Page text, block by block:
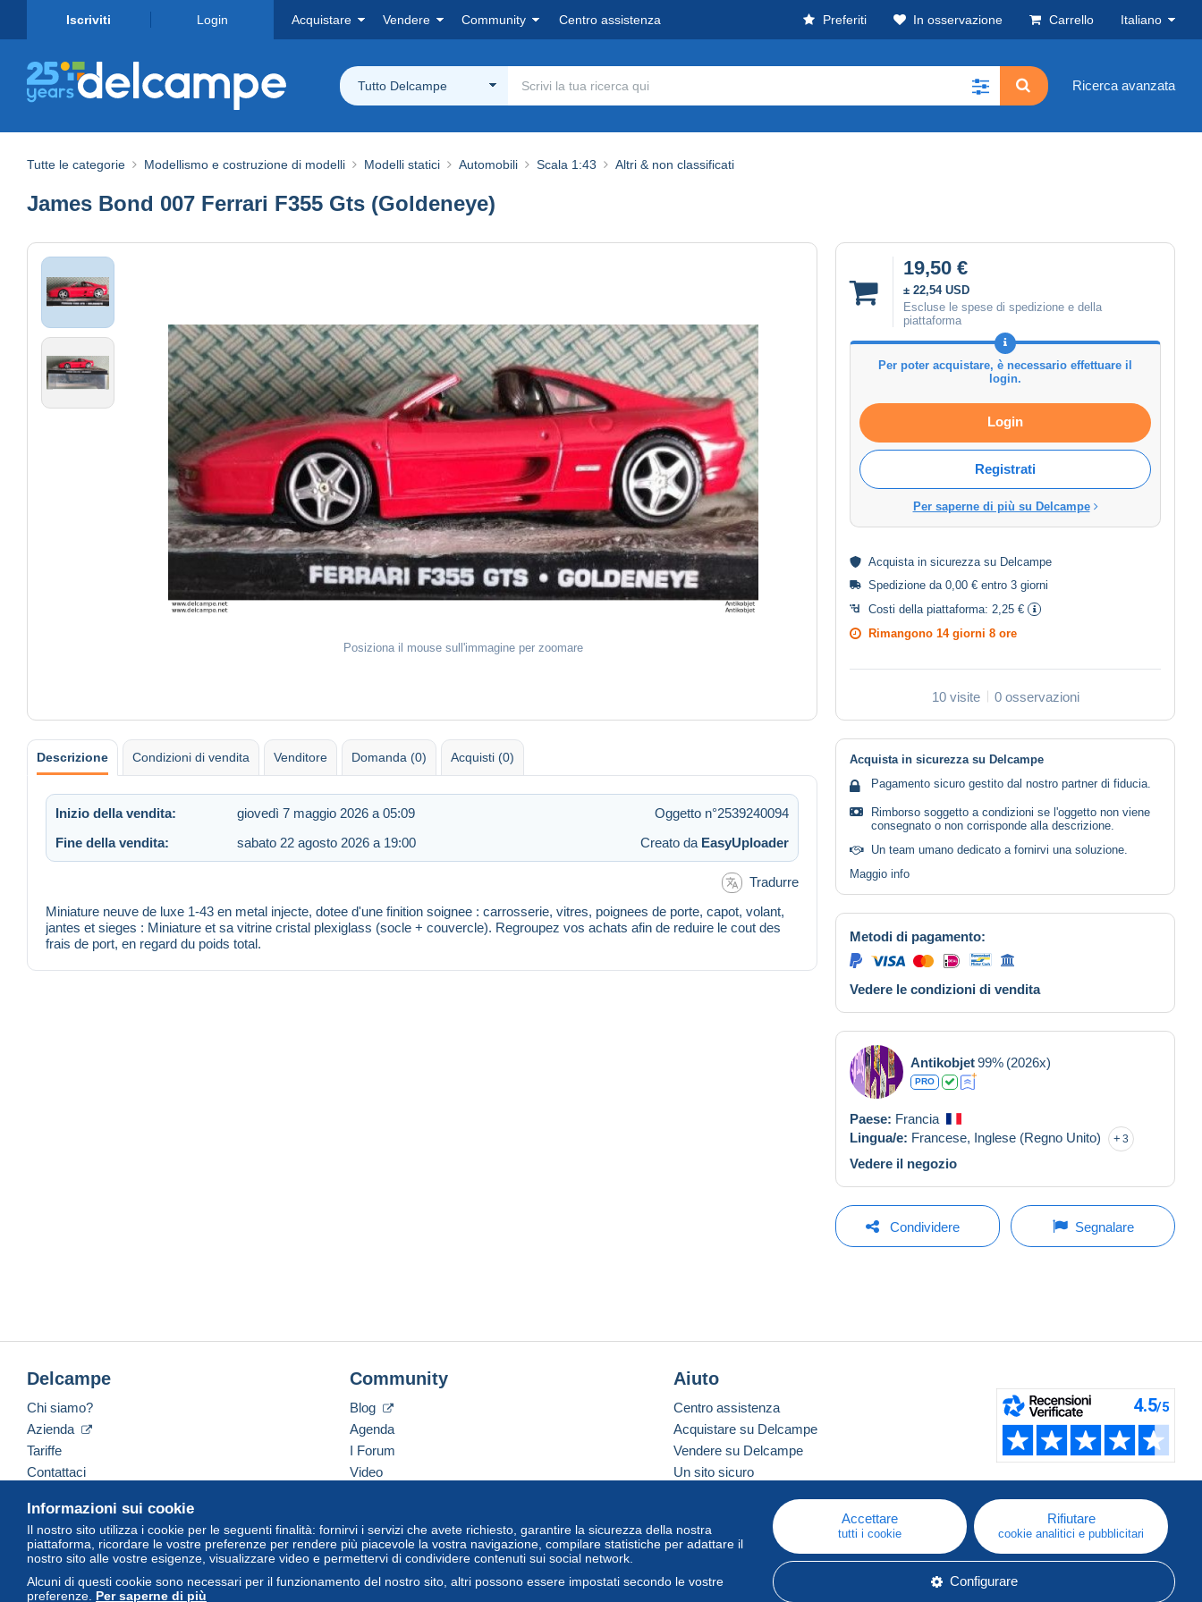
Iscriviti Login Acquistare Vendere Community Centro assistenza Preferiti In osservazione Carrello Italiano
Tutto Delcampe Ricerca avanzata
Tutte le categorie Modellismo e costruzione di modelli Modelli statici Automobili Scala 1:43 Altri & non classificati
James Bond 007 Ferrari F355 Gts (Goldeneye)
Posiziona il mouse sull'immagine per zoomare
19,50 €
± 22,54 USD
Escluse le spese di spedizione e della
piattaforma
Per poter acquistare, è necessario effettuare il
login.
Login
Registrati
Per saperne di più su Delcampe
Acquista in sicurezza su Delcampe
Spedizione da 0,00 € entro 3 giorni
Costi della piattaforma: 2,25 €
Rimangono 14 giorni 8 ore
10 visite 0 osservazioni
Descrizione Condizioni di vendita Venditore Domanda (0) Acquisti (0)
Inizio della vendita: giovedì 7 maggio 2026 a 05:09
Oggetto n°2539240094
Fine della vendita:
sabato 22 agosto 2026 a 19:00 Creato da EasyUploader
Tradurre
Miniature neuve de luxe 1-43 en metal injecte, dotee d'une finition soignee : carrosserie, vitres, poignees de porte, capot, volant,
jantes et sieges : Miniature et sa vitrine cristal plexiglass (socle + couvercle). Regroupez vos achats afin de reduire le cout des
frais de port, en regard du poids total.
Acquista in sicurezza su Delcampe
Pagamento sicuro gestito dal nostro partner di fiducia.
Rimborso soggetto a condizioni se l'oggetto non viene
consegnato o non corrisponde alla descrizione.
Un team umano dedicato a fornirvi una soluzione.
Maggio info
Metodi di pagamento:
Vedere le condizioni di vendita
Antikobjet99% (2026x)
PRO
Paese: Francia
Lingua/e: Francese, Inglese (Regno Unito) 3
Vedere il negozio
Condividere Segnalare
Informazioni sui cookie
Il nostro sito utilizza i cookie per le seguenti finalità: fornirvi i servizi che avete richiesto, garantire la sicurezza della nostra
piattaforma, ricordare le vostre preferenze per rendere più piacevole la vostra navigazione, compilare statistiche per adattare il
nostro sito alle vostre esigenze, visualizzare video e permettervi di condividere contenuti sui social network.
Alcuni di questi cookie sono necessari per il funzionamento del nostro sito, altri possono essere impostati secondo le vostre
preferenze. Per saperne di più
Accettare
tutti i cookie
Rifiutare
cookie analitici e pubblicitari
Configurare
Delcampe
Chi siamo?
Azienda
Tariffe
Contattaci
Community
Blog
Agenda
I Forum
Video
Aiuto
Centro assistenza
Acquistare su Delcampe
Vendere su Delcampe
Un sito sicuro
Italiano USD America/Indiana/Vevay Versione standard
© Delcampe International Srl. Tutti i diritti riservati.